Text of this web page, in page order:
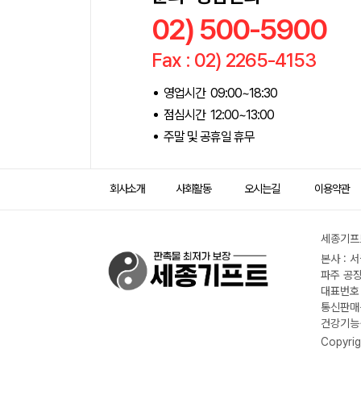
02) 500-5900
Fax : 02) 2265-4153
영업시간 09:00~18:30
점심시간 12:00~13:00
주말 및 공휴일 휴무
회사소개 사회활동 오시는길 이용약관
세종기
본사 :
파주 공
대표번
통신판
건강기